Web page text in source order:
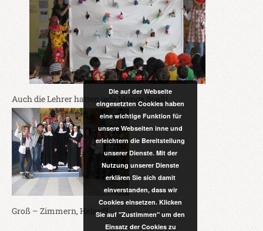
Auch die Lehrer hatten jede Menge Spaß!
Groß – Zimmern, Helau!!!
Die auf der Webseite
eingesetzten Cookies haben
eine wichtige Funktion für
unsere Webseiten inne und
erleichtern die Bereitstellung
unserer Dienste. Mit der
Nutzung unserer Dienste
erklären Sie sich damit
einverstanden, dass wir
Cookies einsetzen. Klicken
Sie auf "Zustimmen" um den
Einsatz der Cookies zu